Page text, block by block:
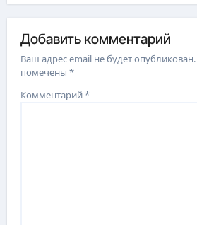
Добавить комментарий
Ваш адрес email не будет опубликован.
помечены*
Комментарий*